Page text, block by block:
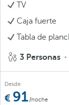
TV
Caja fuerte
Tabla de
3 Personas
Desde
91/noche